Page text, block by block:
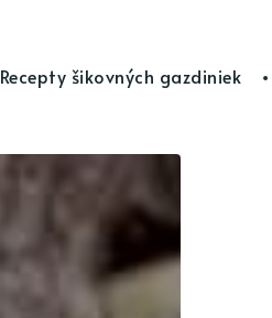
Recepty šikovných gazdiniek